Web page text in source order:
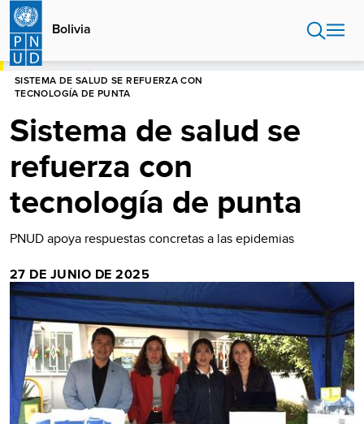
Pasar
contenido
principal
Bolivia
HOME
SISTEMA DE SALUD SE REFUERZA CON
TECNOLOGÍA DE PUNTA
Sistema de salud se
refuerza con
tecnología de punta
PNUD apoya respuestas concretas a las epidemias
27 DE JUNIO DE 2025